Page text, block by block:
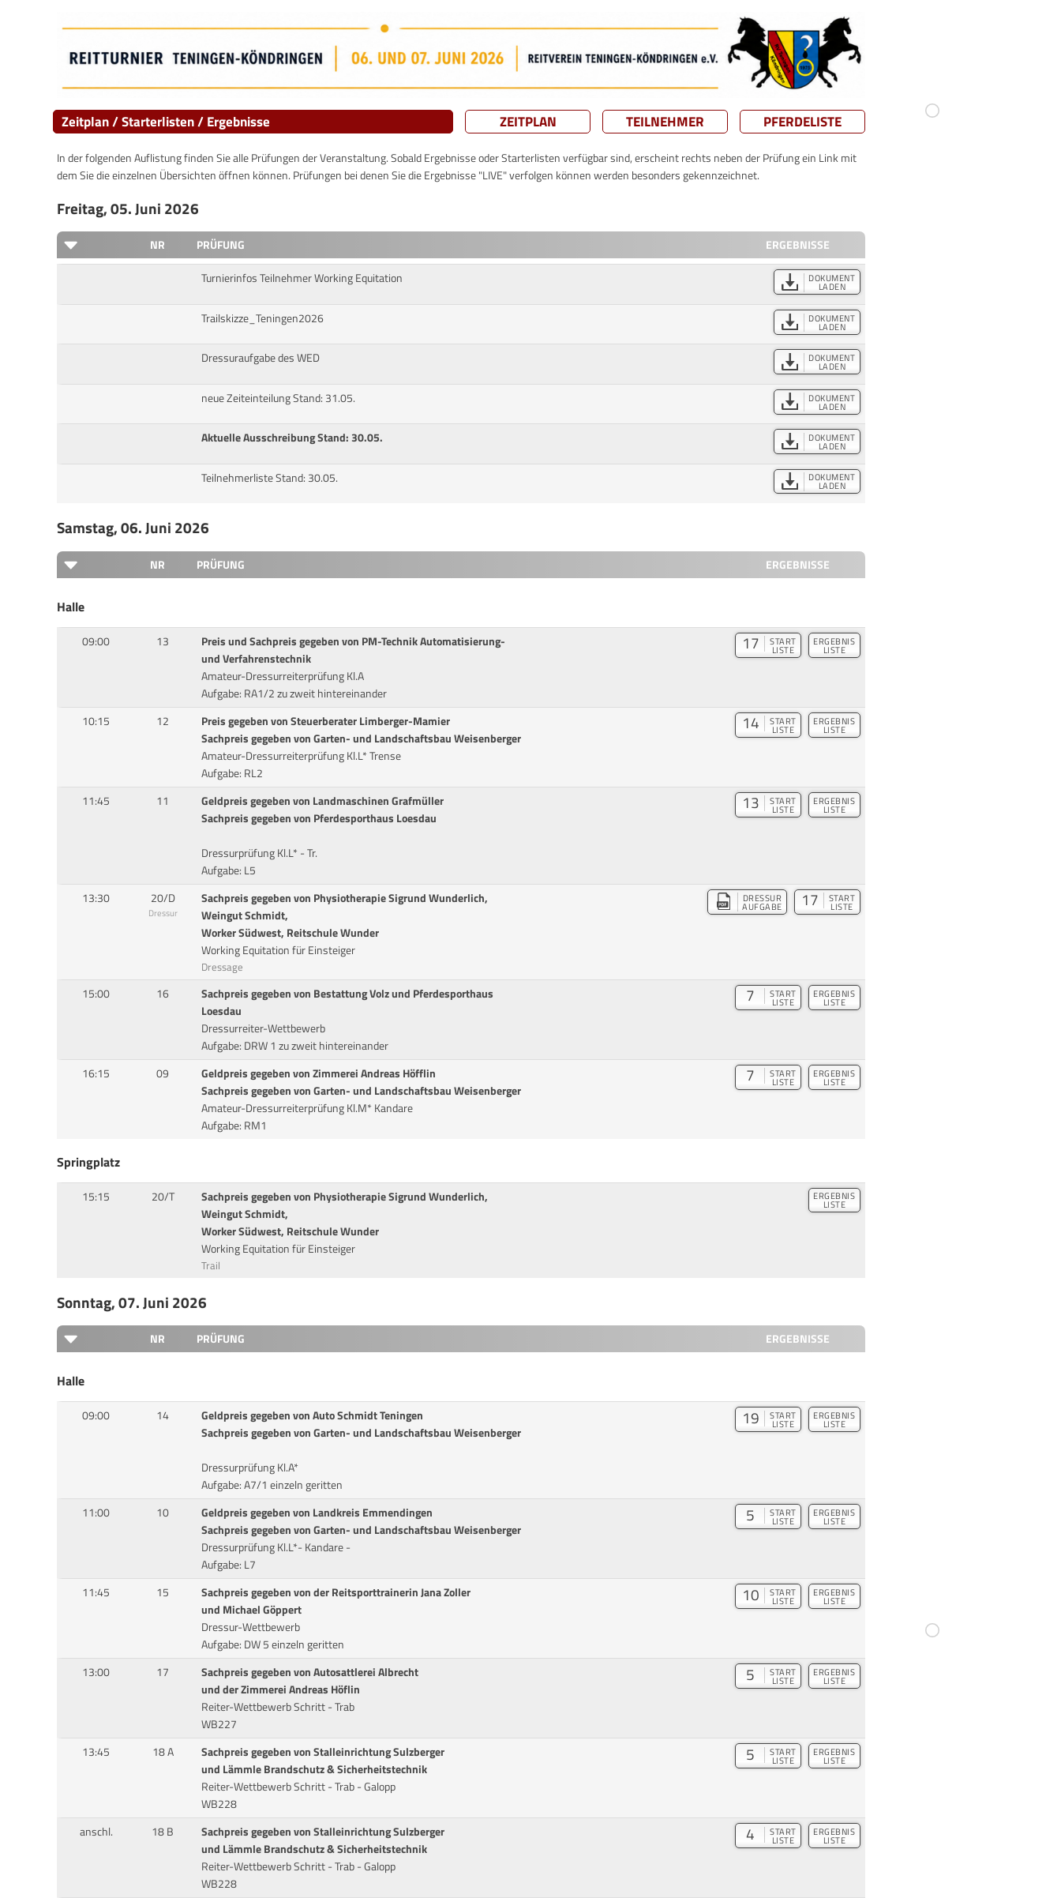
Zeitplan / Starterlisten / Ergebnisse ZEITPLAN TEILNEHMER PFERDELISTE
In der folgenden Auflistung finden Sie alle Prüfungen der Veranstaltung. Sobald Ergebnisse oder Starterlisten verfügbar sind, erscheint rechts neben der Prüfung ein Link mit
dem Sie die einzelnen Übersichten öffnen können. Prüfungen bei denen Sie die Ergebnisse "LIVE" verfolgen können werden besonders gekennzeichnet.
Freitag, 05. Juni 2026
NR PRÜFUNG
ERGEBNISSE
Turnierinfos Teilnehmer Working Equitation
DOKUMENT
LADEN
Trailskizze_Teningen2026 DOKUMENT
LADEN
Dressuraufgabe des WED DOKUMENT
LADEN
neue Zeiteinteilung Stand: 31.05. DOKUMENT
LADEN
Aktuelle Ausschreibung Stand: 30.05. DOKUMENT
LADEN
Teilnehmerliste Stand: 30.05. DOKUMENT
LADEN
Samstag, 06. Juni 2026
NR PRÜFUNG ERGEBNISSE
Halle
09:00 13
Preis und Sachpreis gegeben von PM-Technik Automatisierung-
und Verfahrenstechnik
Amateur-Dressurreiterprüfung Kl.A
Aufgabe: RA1/2 zu zweit hintereinander
17 START
LISTE
ERGEBNIS
LISTE
10:15 12
Preis gegeben von Steuerberater Limberger-Mamier
Sachpreis gegeben von Garten- und Landschaftsbau Weisenberger
Amateur-Dressurreiterprüfung Kl.L* Trense
Aufgabe: RL2
14 START
LISTE
ERGEBNIS
LISTE
11:45 11
Geldpreis gegeben von Landmaschinen Grafmüller
Sachpreis gegeben von Pferdesporthaus Loesdau
Dressurprüfung Kl.L* - Tr.
Aufgabe: L5
13 START
LISTE
ERGEBNIS
LISTE
13:30 20/D
Dressur
Sachpreis gegeben von Physiotherapie Sigrund Wunderlich,
Weingut Schmidt,
Worker Südwest, Reitschule Wunder
Working Equitation für Einsteiger
Dressage
DRESSUR
AUFGABE 17 START
LISTE
15:00 16
Sachpreis gegeben von Bestattung Volz und Pferdesporthaus
Loesdau
Dressurreiter-Wettbewerb
Aufgabe: DRW 1 zu zweit hintereinander
7 START
LISTE
ERGEBNIS
LISTE
16:15 09
Geldpreis gegeben von Zimmerei Andreas Höfflin
Sachpreis gegeben von Garten- und Landschaftsbau Weisenberger
Amateur-Dressurreiterprüfung Kl.M* Kandare
Aufgabe: RM1
7 START
LISTE
ERGEBNIS
LISTE
Springplatz
15:15 20/T
Sachpreis gegeben von Physiotherapie Sigrund Wunderlich,
Weingut Schmidt,
Worker Südwest, Reitschule Wunder
Working Equitation für Einsteiger
Trail
ERGEBNIS
LISTE
Sonntag, 07. Juni 2026
NR PRÜFUNG ERGEBNISSE
Halle
09:00 14
Geldpreis gegeben von Auto Schmidt Teningen
Sachpreis gegeben von Garten- und Landschaftsbau Weisenberger
Dressurprüfung Kl.A*
Aufgabe: A7/1 einzeln geritten
19 START
LISTE
ERGEBNIS
LISTE
11:00 10
Geldpreis gegeben von Landkreis Emmendingen
Sachpreis gegeben von Garten- und Landschaftsbau Weisenberger
Dressurprüfung Kl.L*- Kandare -
Aufgabe: L7
5 START
LISTE
ERGEBNIS
LISTE
11:45 15
Sachpreis gegeben von der Reitsporttrainerin Jana Zoller
und Michael Göppert
Dressur-Wettbewerb
Aufgabe: DW 5 einzeln geritten
10 START
LISTE
ERGEBNIS
LISTE
13:00 17
Sachpreis gegeben von Autosattlerei Albrecht
und der Zimmerei Andreas Höflin
Reiter-Wettbewerb Schritt - Trab
WB227
5 START
LISTE
ERGEBNIS
LISTE
13:45 18 A
Sachpreis gegeben von Stalleinrichtung Sulzberger
und Lämmle Brandschutz & Sicherheitstechnik
Reiter-Wettbewerb Schritt - Trab - Galopp
WB228
5 START
LISTE
ERGEBNIS
LISTE
anschl. 18 B
Sachpreis gegeben von Stalleinrichtung Sulzberger
und Lämmle Brandschutz & Sicherheitstechnik
Reiter-Wettbewerb Schritt - Trab - Galopp
WB228
4 START
LISTE
ERGEBNIS
LISTE